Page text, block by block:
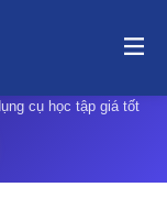
từ lặp lại nhiều lần
cụ học tập giá tốt